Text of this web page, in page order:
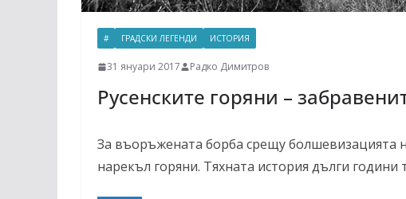
# ГРАДСКИ ЛЕГЕНДИ ИСТОРИЯ
31 януари 2017 Радко Димитров
Русенските горяни –
За въоръжената борба срещу болшевизацията
нарекъл горяни. Тяхната история дълги години